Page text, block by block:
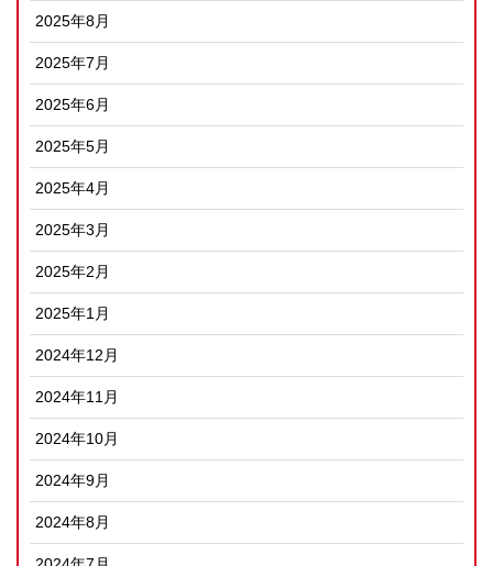
2025年8月
2025年7月
2025年6月
2025年5月
2025年4月
2025年3月
2025年2月
2025年1月
2024年12月
2024年11月
2024年10月
2024年9月
2024年8月